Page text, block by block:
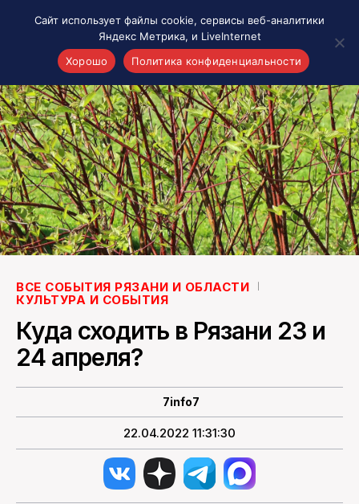
Акценты
Материалы о Рязани и области
Проекты 7 инфо
Здоровье
Интересное
Новости кино и ТВ
Новости России
Новости мира
Все материалы 7инфо
О НАС
ПОИСК ПО САЙТУ
ВСЕ СОБЫТИЯ РЯЗАНИ И ОБЛАСТИ
КУЛЬТУРА И СОБЫТИЯ
Куда сходить в Рязани 23 и
24 апреля?
7info7
22.04.2022 11:31:30
Сайт использует файлы cookie, сервисы веб-аналитики
Яндекс Метрика, и LiveInternet
Хорошо
Политика конфиденциальности